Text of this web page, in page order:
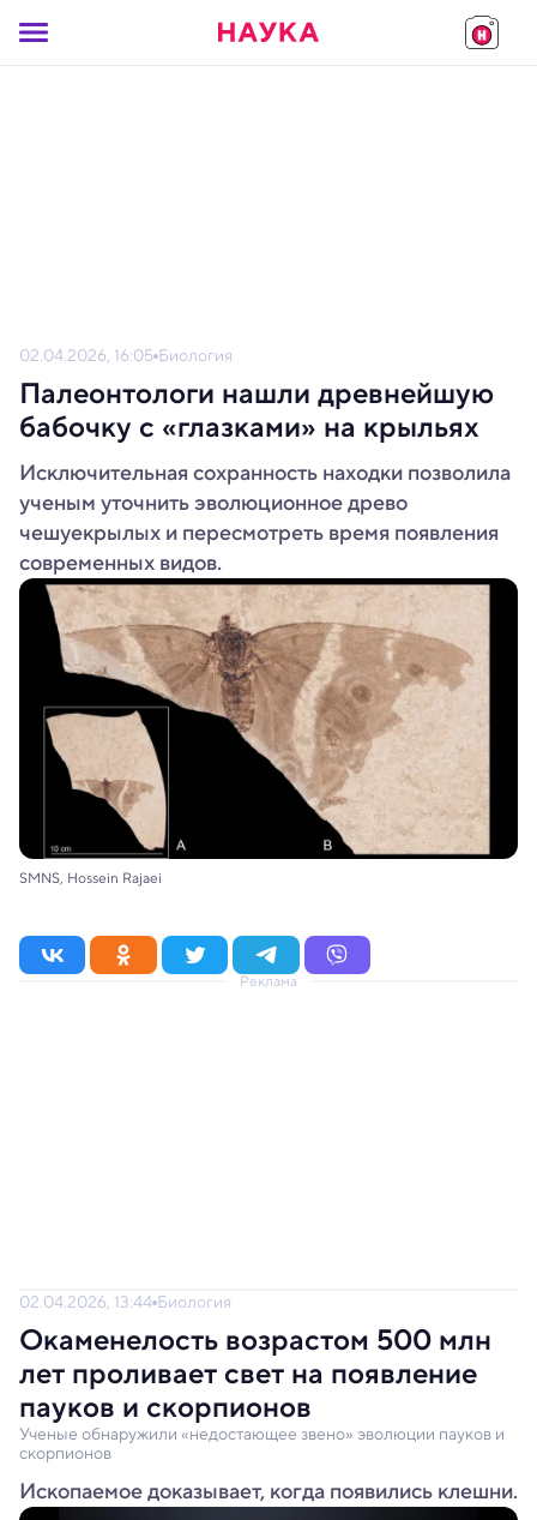
02.04.2026, 16:05 Биология
Палеонтологи нашли древнейшую
бабочку с «глазками» на крыльях
Исключительная сохранность находки позволила
ученым уточнить эволюционное древо
чешуекрылых и пересмотреть время появления
современных видов.
SMNS, Hossein Rajaei
Реклама
02.04.2026, 13:44 Биология
Окаменелость возрастом 500 млн
лет проливает свет на появление
пауков и скорпионов
Ученые обнаружили «недостающее звено» эволюции пауков и
скорпионов
Ископаемое доказывает, когда появились клешни.